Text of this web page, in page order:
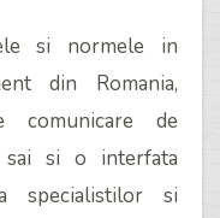
si normele in
din Romania,
comunicare de
sai si o interfata
specialistilor si